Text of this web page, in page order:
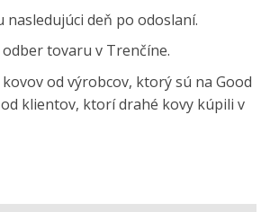
nasledujúci deň po odoslaní.
tovaru v Trenčíne.
od výrobcov, ktorý sú na Good
klientov, ktorí drahé kovy kúpili v